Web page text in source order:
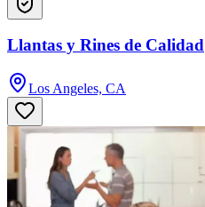
Llantas y Rines de Calidad
Los Angeles, CA